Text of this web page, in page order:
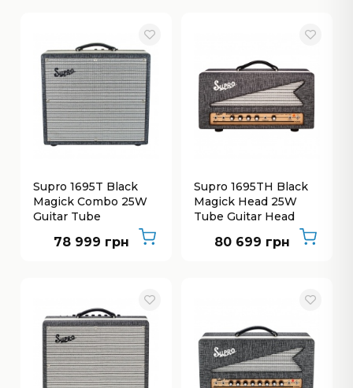
Supro 1695T Black
Magick Combo 25W
Guitar Tube
78 999 грн
Supro 1695TH Black
Magick Head 25W
Tube Guitar Head
80 699 грн